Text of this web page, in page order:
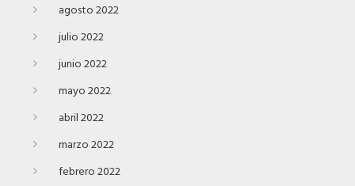
agosto 2022
julio 2022
junio 2022
mayo 2022
abril 2022
marzo 2022
febrero 2022